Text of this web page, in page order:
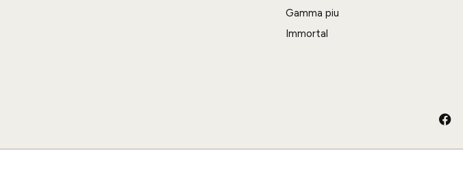
Gamma piu
Immortal